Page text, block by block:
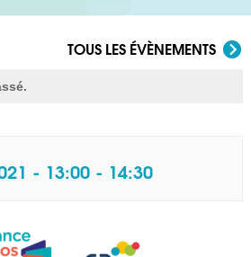
TOUS LES ÉVÈNEMENTS
- 13:00- 14:30